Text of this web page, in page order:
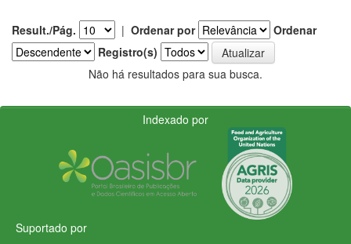
Result./Pág. | Ordenar por
Ordenar
Registro(s)
Não há resultados para sua busca.
Indexado por
Suportado por